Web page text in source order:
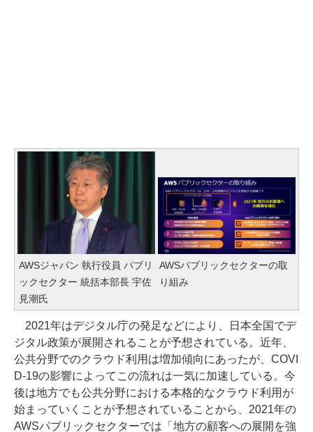
AWSジャパン 執行役員 パブリ
ックセクター 統括本部長 宇佐
見潮氏
AWSパブリックセクターの取
り組み
2021年はデジタル庁の発足などにより、日本全国でデ
ジタル政策が展開されることが予想されている。近年、
公共分野でのクラウド利用は増加傾向にあったが、COVI
D-19の影響によってこの流れは一気に加速している。今
後は地方でも公共分野における本格的なクラウド利用が
始まっていくことが予想されていることから、2021年の
AWSパブリックセクターでは「地方の顧客への展開を強